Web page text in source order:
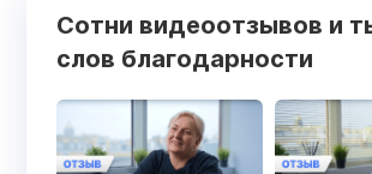
Сотни видеоотзывов и
слов благодарности